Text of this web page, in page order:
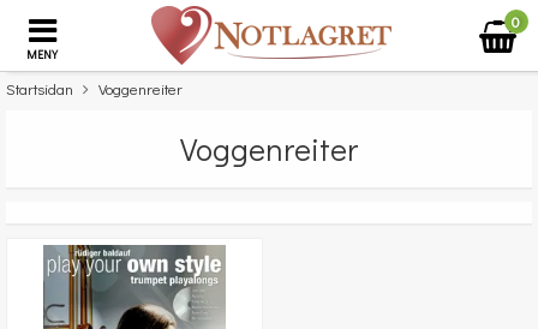
MENY
0
Startsidan Voggenreiter
Voggenreiter